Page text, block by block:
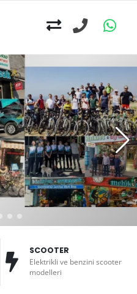
SCOOTER
Elektrikli ve benzini scooter
modelleri